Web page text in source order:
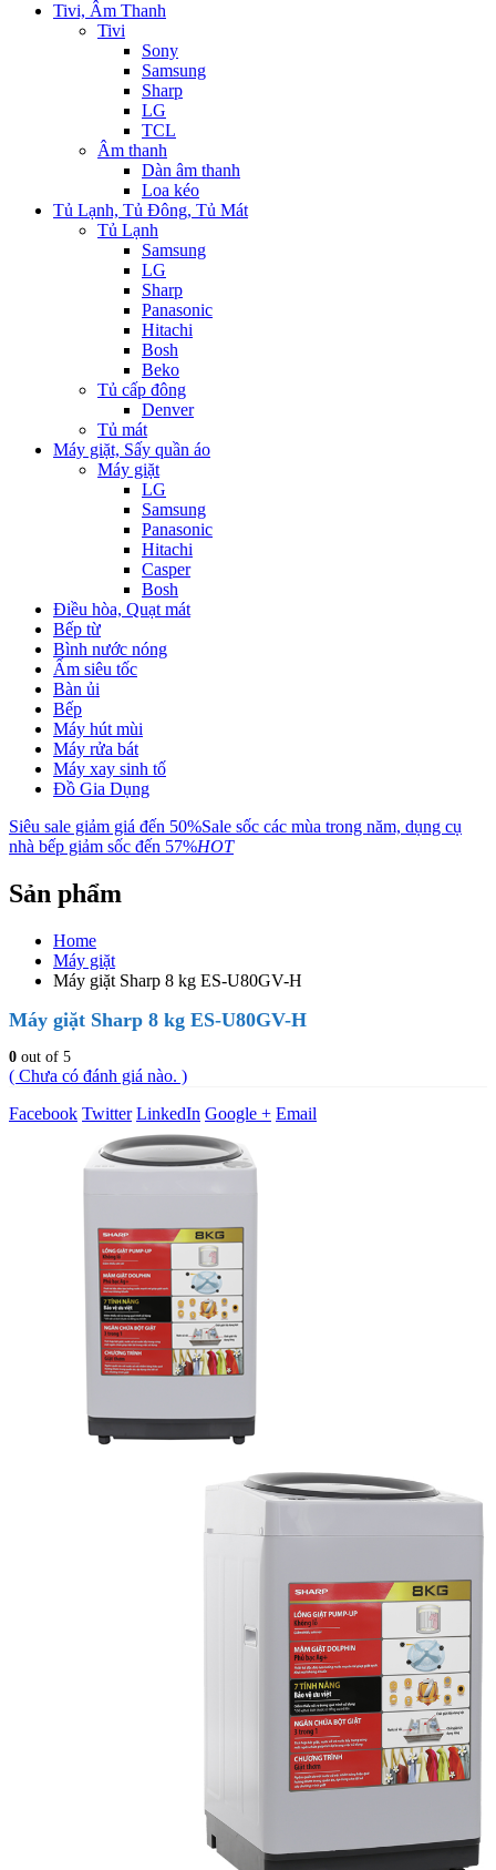
Tivi, Âm Thanh
Tivi
Sony
Samsung
Sharp
LG
TCL
Âm thanh
Dàn âm thanh
Loa kéo
Tủ Lạnh, Tủ Đông, Tủ Mát
Tủ Lạnh
Samsung
LG
Sharp
Panasonic
Hitachi
Bosh
Beko
Tủ cấp đông
Denver
Tủ mát
Máy giặt, Sấy quần áo
Máy giặt
LG
Samsung
Panasonic
Hitachi
Casper
Bosh
Điều hòa, Quạt mát
Bếp từ
Bình nước nóng
Ấm siêu tốc
Bàn ủi
Bếp
Máy hút mùi
Máy rửa bát
Máy xay sinh tố
Đồ Gia Dụng
Siêu sale giảm giá đến 50%Sale sốc các mùa trong năm, dụng cụ
nhà bếp giảm sốc đến 57%HOT
Sản phẩm
Home
Máy giặt
Máy giặt Sharp 8 kg ES-U80GV-H
Máy giặt Sharp 8 kg ES-U80GV-H
0 out of 5
( Chưa có đánh giá nào. )
Facebook Twitter LinkedIn Google + Email